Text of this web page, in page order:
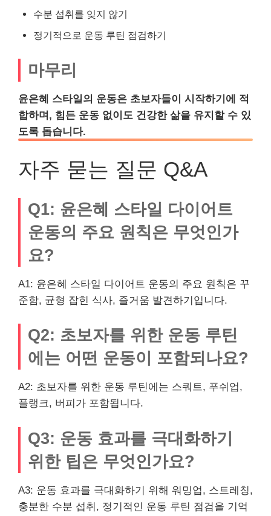
수분 섭취를 잊지 않기
정기적으로 운동 루틴 점검하기
마무리
윤은혜 스타일의 운동은 초보자들이 시작하기에 적
합하며, 힘든 운동 없이도 건강한 삶을 유지할 수 있
도록 돕습니다.
자주 묻는 질문 Q&A
Q1: 윤은혜 스타일 다이어트
운동의 주요 원칙은 무엇인가
요?
A1: 윤은혜 스타일 다이어트 운동의 주요 원칙은 꾸
준함, 균형 잡힌 식사, 즐거움 발견하기입니다.
Q2: 초보자를 위한 운동 루틴
에는 어떤 운동이 포함되나요?
A2: 초보자를 위한 운동 루틴에는 스쿼트, 푸쉬업,
플랭크, 버피가 포함됩니다.
Q3: 운동 효과를 극대화하기
위한 팁은 무엇인가요?
A3: 운동 효과를 극대화하기 위해 워밍업, 스트레칭,
충분한 수분 섭취, 정기적인 운동 루틴 점검을 기억